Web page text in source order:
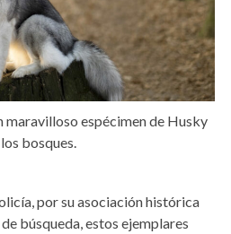
maravilloso espécimen de Husky
bosques.
por su asociación histórica
búsqueda, estos ejemplares